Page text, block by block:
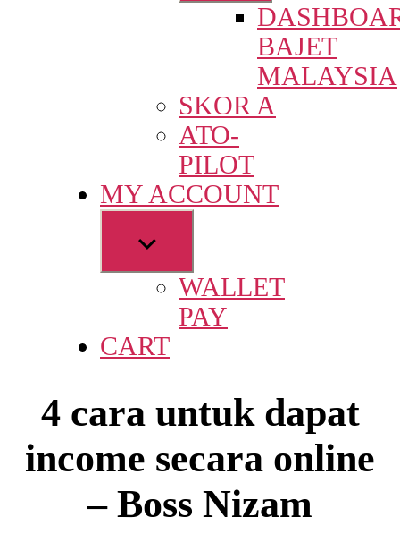
menu
BAJET
MALAYSIA
SKOR A
ATO-
PILOT
MY ACCOUNT
Show
sub
menuWALLET
PAY
CART
4 cara untuk dapat
income secara online
– Boss Nizam